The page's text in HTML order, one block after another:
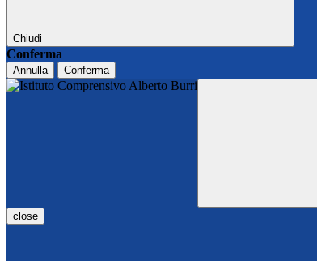
Chiudi
Conferma
Annulla Conferma
close